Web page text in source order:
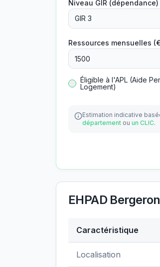
Niveau GIR (dépendance)
GIR 3
Ressources mensuelles
Éligible à l'APL (Aide
Logement)
Estimation indicative
département ou un CLIC.
EHPAD
Caractéristique
Localisation